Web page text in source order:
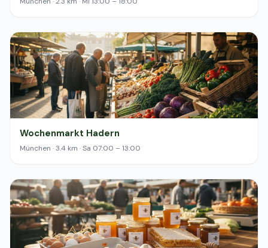
Wochenmarkt Hadern
München · 3.4 km · Sa 07:00 – 13:00